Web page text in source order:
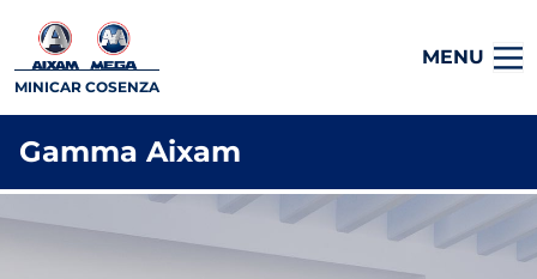
MINICAR COSENZA
MENU
Gamma Aixam